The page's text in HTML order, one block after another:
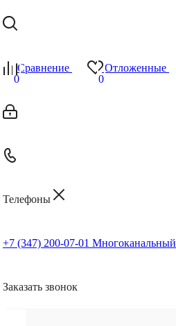
Сравнение
0
Отложенные
0
Телефоны
+7 (347) 200-07-01 Многоканальный
Заказать звонок